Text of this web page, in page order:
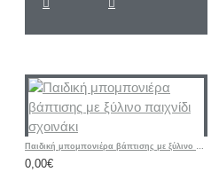
Παιδική μπομπονιέρα βάπτισης με ξύλινο παιχνίδι σχοινάκι
0,00€